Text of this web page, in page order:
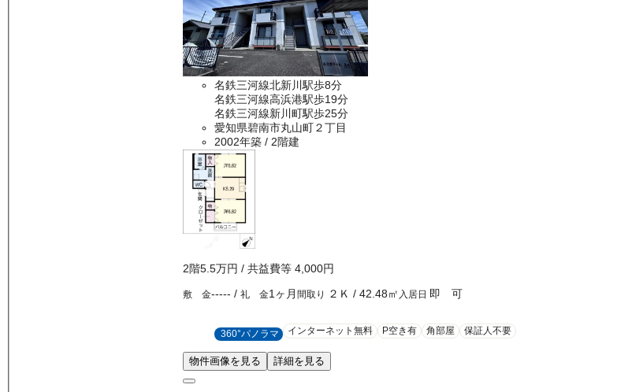
名鉄三河線北新川駅歩8分
名鉄三河線高浜港駅歩19分
名鉄三河線新川町駅歩25分
愛知県碧南市丸山町２丁目
2002年築 / 2階建
2階5.5万円 / 共益費等 4,000円
敷 金----- / 礼 金1ヶ月 間取り ２Ｋ / 42.48㎡ 入居日 即 可
360°パノラマ インターネット無料 P空き有 角部屋 保証人不要
物件画像を見る 詳細を見る